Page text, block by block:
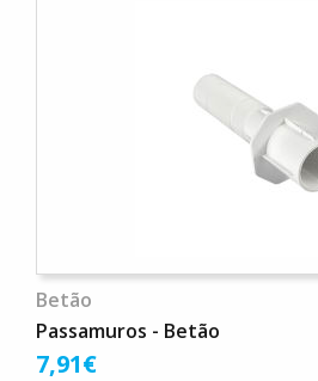
Betão
Passamuros - Betão
7,91€